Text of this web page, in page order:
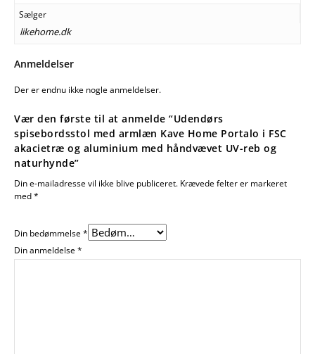
Sælger
likehome.dk
Anmeldelser
Der er endnu ikke nogle anmeldelser.
Vær den første til at anmelde “Udendørs
spisebordsstol med armlæn Kave Home Portalo i FSC
akacietræ og aluminium med håndvævet UV-reb og
naturhynde”
Din e-mailadresse vil ikke blive publiceret. Krævede felter er markeret
med*
Din bedømmelse*
Din anmeldelse*